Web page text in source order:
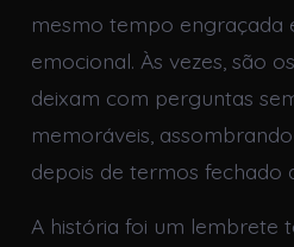
mesmo tempo engraçada
emocional. Às vezes, são
deixam com perguntas
memoráveis,
depois de termos fechado
A história foi um lembrete